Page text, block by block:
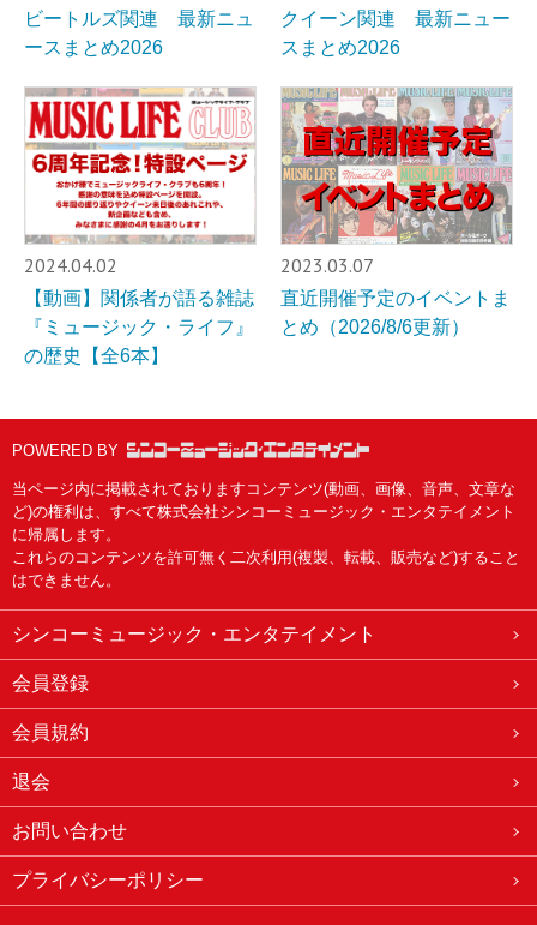
ビートルズ関連 最新ニュ
ースまとめ2026
クイーン関連 最新ニュー
スまとめ2026
2024.04.02
【動画】関係者が語る雑誌
『ミュージック・ライフ』
の歴史【全6本】
2023.03.07
直近開催予定のイベントま
とめ（2026/8/6更新）
POWERED BY
当ページ内に掲載されておりますコンテンツ(動画、画像、音声、文章な
ど)の権利は、すべて株式会社シンコーミュージック・エンタテイメント
に帰属します。
これらのコンテンツを許可無く二次利用(複製、転載、販売など)すること
はできません。
シンコーミュージック・エンタテイメント
会員登録
会員規約
退会
お問い合わせ
プライバシーポリシー